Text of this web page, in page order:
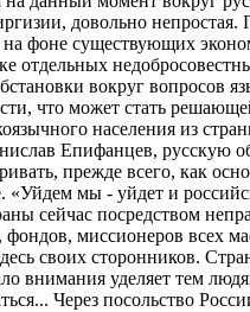
довольно
фоне существующих
отдельных
вокруг вопросов
что может стать
населения из
Епифанцев, русскую
прежде всего, как
«Уйдем мы - уйдет и
сейчас посредством
фондов, миссионеров всех
своих сторонников.
внимания уделяет тем
Через посольство